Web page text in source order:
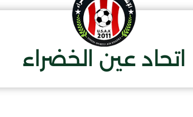
اتحاد عين الخضراء